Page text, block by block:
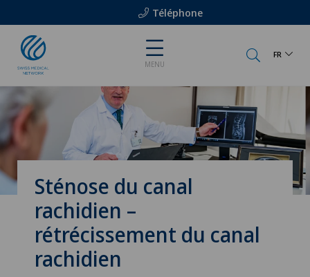
Téléphone
MENU
FR
Sténose du canal
rachidien –
rétrécissement du canal
rachidien